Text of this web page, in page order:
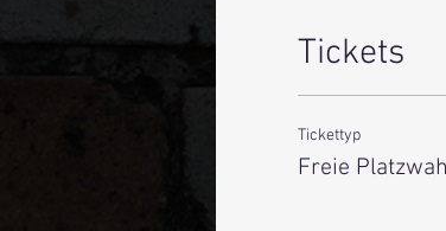
Tickets
Tickettyp
Freie